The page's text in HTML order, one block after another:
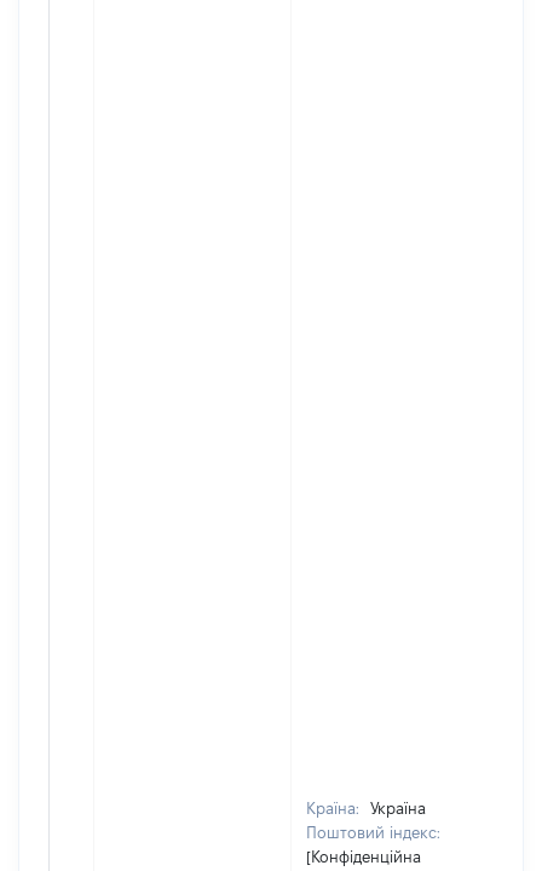
Країна:
Україна
Поштовий індекс:
[Конфіденційна